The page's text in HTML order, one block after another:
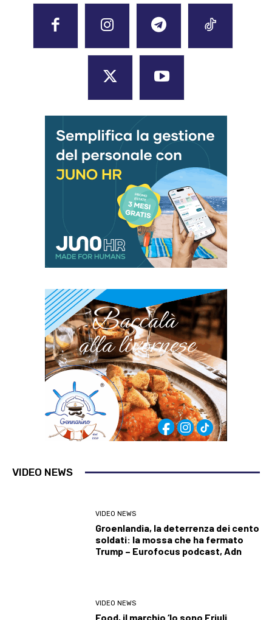
VIDEO NEWS
VIDEO NEWS
Groenlandia, la deterrenza dei cento
soldati: la mossa che ha fermato
Trump – Eurofocus podcast, Adn
VIDEO NEWS
Food, il marchio ‘Io sono Friuli